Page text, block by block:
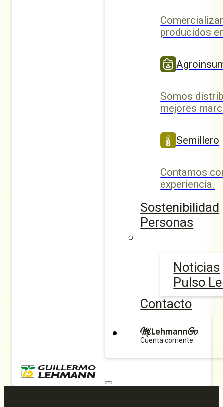
producidos
Somos
mejores
Semillero
Contamos
experiencia.
Sostenibilidad
Personas
Noticias
Pulso
Contacto
Cuenta corriente